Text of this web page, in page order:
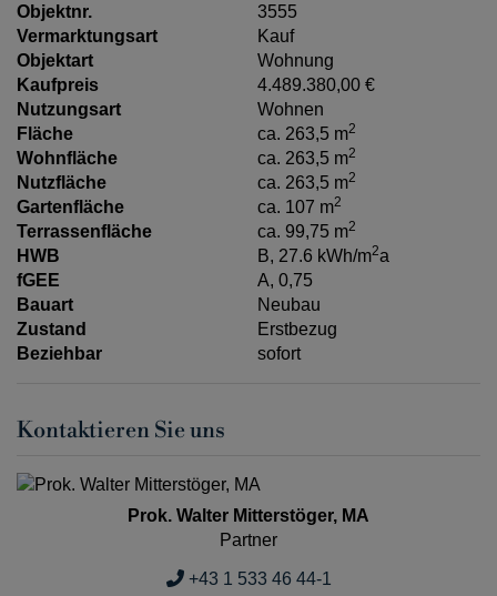
Objektnr.
3555
Vermarktungsart
Kauf
Objektart
Wohnung
Kaufpreis
4.489.380,00 €
Nutzungsart
Wohnen
Fläche
ca. 263,5 m2
Wohnfläche ca. 263,5 m2
Nutzfläche ca. 263,5 m2
Gartenfläche ca. 107 m2
Terrassenfläche ca. 99,75 m2
HWB B, 27.6 kWh/m2a
fGEE
A, 0,75
Bauart
Neubau
Zustand
Erstbezug
Beziehbar
sofort
Kontaktieren Sie uns
Prok. Walter Mitterstöger, MA
Partner
+43 1 533 46 44-1